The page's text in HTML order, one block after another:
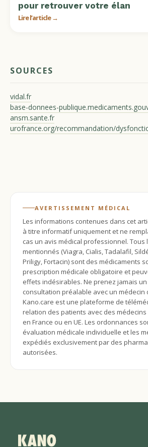
pour retrouver votre élan
Lire l’article →
SOURCES
vidal.fr
base-donnees-
ansm.sante.fr
urofrance.org/recommandation/
AVERTISSEMENT MÉDICAL
Les informations contenues dans cet
à titre informatif uniquement et ne
cas un avis médical professionnel. Tous
mentionnés (Viagra, Cialis, Tadalafil,
Priligy, Fortacin) sont des médicaments
prescription médicale obligatoire et
effets indésirables. Ne prenez jamais
consultation préalable avec un médecin
Kano.care est une plateforme de
relation des patients avec des
en France ou en UE. Les ordonnances
évaluation médicale individuelle et les
expédiés exclusivement par des
autorisées.